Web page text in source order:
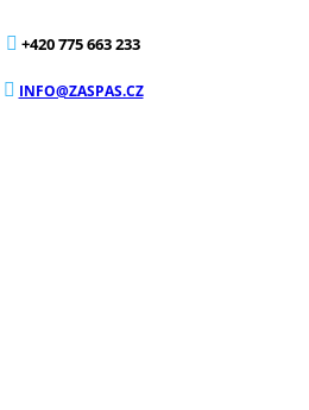
+420 775 663 233
INFO@ZASPAS.CZ